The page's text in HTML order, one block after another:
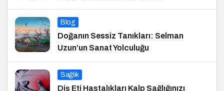
Blog
Doğanın Sessiz Tanıkları: Selman
Uzun’un Sanat Yolculuğu
Sağlık
Diş Eti Hastalıkları Kalp Sağlığınızı